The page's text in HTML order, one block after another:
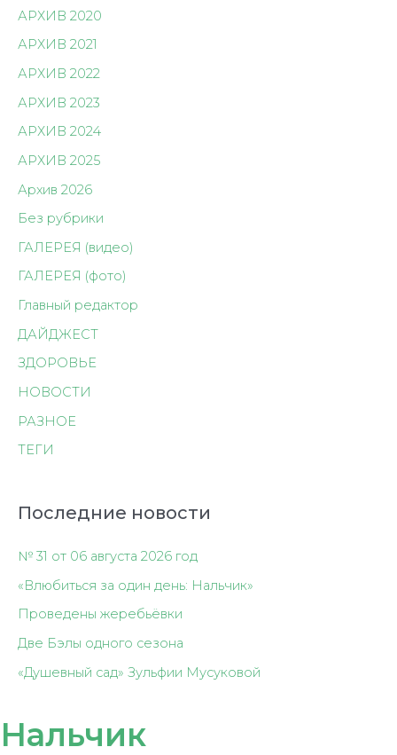
АРХИВ 2020
АРХИВ 2021
АРХИВ 2022
АРХИВ 2023
АРХИВ 2024
АРХИВ 2025
Архив 2026
Без рубрики
ГАЛЕРЕЯ (видео)
ГАЛЕРЕЯ (фото)
Главный редактор
ДАЙДЖЕСТ
ЗДОРОВЬЕ
НОВОСТИ
РАЗНОЕ
ТЕГИ
Последние новости
№ 31 от 06 августа 2026 год
«Влюбиться за один день: Нальчик»
Проведены жеребьёвки
Две Бэлы одного сезона
«Душевный сад» Зульфии Мусуковой
Нальчик